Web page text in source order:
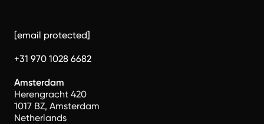
[email protected]
+31 970 1028 6682
Amsterdam
Herengracht 420
1017 BZ, Amsterdam
Netherlands